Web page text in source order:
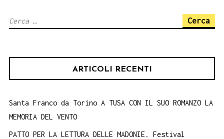
Ricerca
ARTICOLI RECENTI
Santa Franco da Torino A TUSA CON IL SUO ROMANZO LA
MEMORIA DEL VENTO
PATTO PER LA LETTURA DELLE MADONIE. Festival